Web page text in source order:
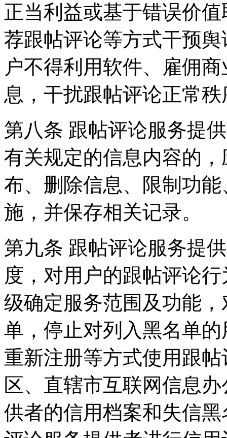
正当利益或基于错误价
荐跟帖评论等方式干预
户不得利用软件、雇佣
息，干扰跟帖评论正常
第八条 跟帖评论服务提
有关规定的信息内容的
布、删除信息、限制功
施，并保存相关记录。
第九条 跟帖评论服务提
度，对用户的跟帖评论
级确定服务范围及功能
单，停止对列入黑名单
重新注册等方式使用跟
区、直辖市互联网信息
供者的信用档案和失信